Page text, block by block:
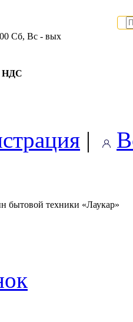
Сб, Вс - вых
НДС
|
бытовой техники «Лаукар»